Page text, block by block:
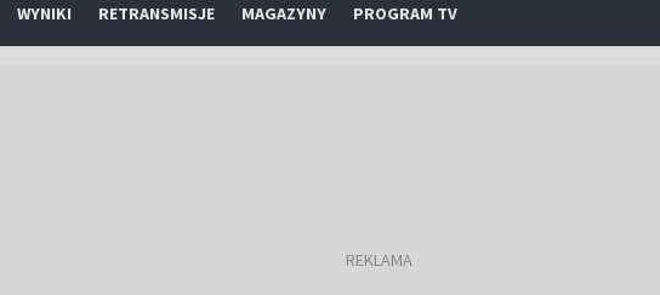
WYNIKI RETRANSMISJE MAGAZYNY PROGRAM TV